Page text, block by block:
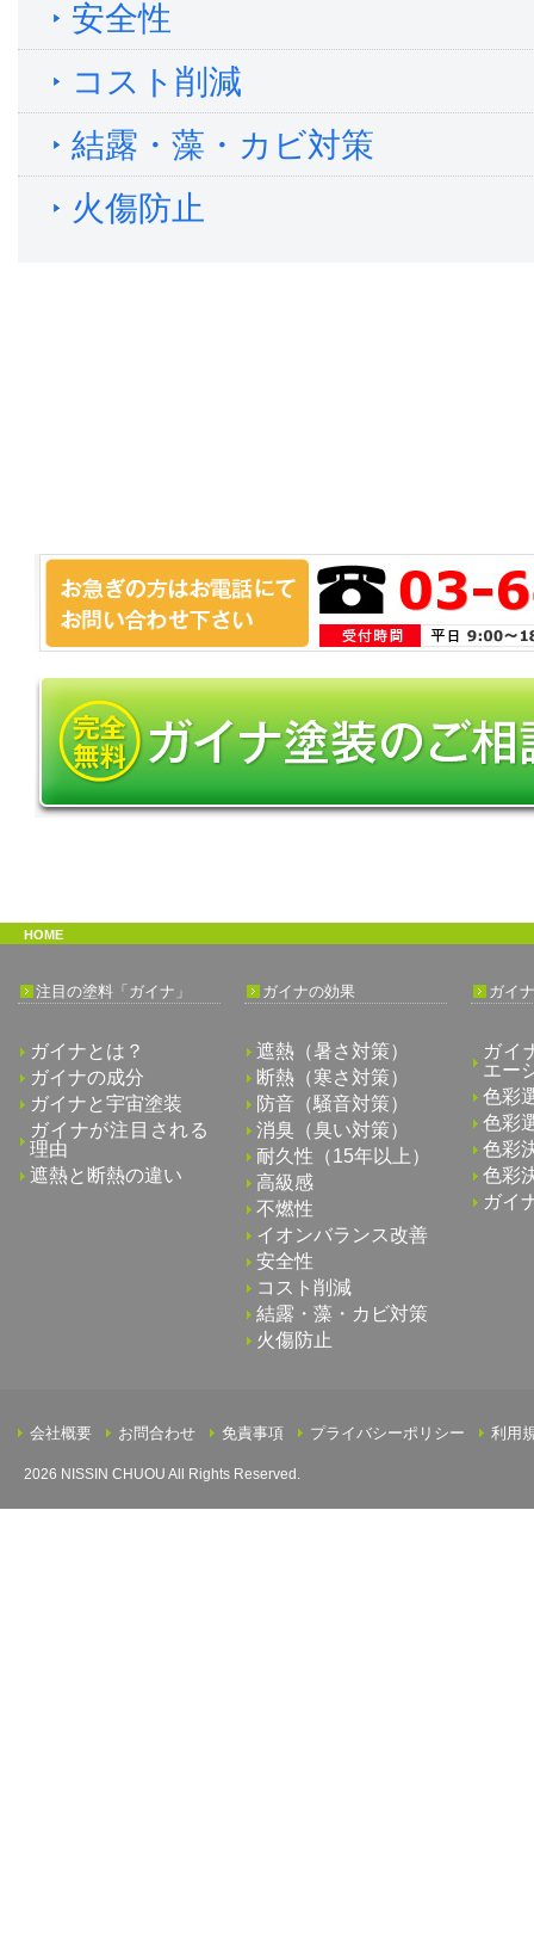
安全性
コスト削減
結露・藻・カビ対策
火傷防止
HOME
注目の塗料「ガイナ」
ガイナとは？
ガイナの成分
ガイナと宇宙塗装
ガイナが注目される
理由
遮熱と断熱の違い
ガイナの効果
遮熱（暑さ対策）
断熱（寒さ対策）
防音（騒音対策）
消臭（臭い対策）
耐久性（15年以上）
高級感
不燃性
イオンバランス改善
安全性
コスト削減
結露・藻・カビ対策
火傷防止
ガイ
ガイ
エー
色彩
色彩
色彩
色彩
ガイ
会社概要 お問合わせ 免責事項 プライバシーポリシー 利用
2026 NISSIN CHUOU All Rights Reserved.